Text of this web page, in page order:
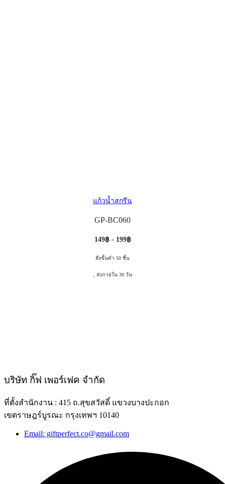
แก้วน้ำสกรีน
GP-BC060
149฿ - 199฿
สั่งขั้นต่ำ 50 ชิ้น
, ส่งภายใน 30 วัน
บริษัท กิ๊ฟ เพอร์เฟค จำกัด
ที่ตั้งสำนักงาน : 415 ถ.สุขสวัสดิ์ แขวงบางปะกอก
เขตราษฎร์บูรณะ กรุงเทพฯ 10140
Email: giftperfect.co@gmail.com